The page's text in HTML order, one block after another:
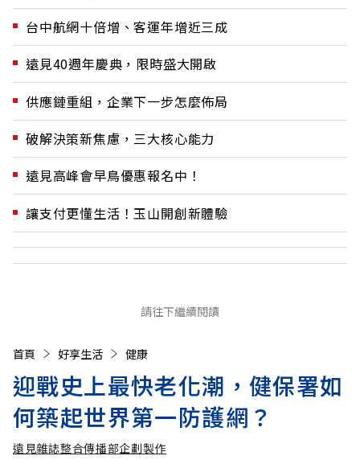
台中航網十倍增、客運年增近三成
遠見40週年慶典，限時盛大開啟
供應鏈重組，企業下一步怎麼佈局
破解決策新焦慮，三大核心能力
遠見高峰會早鳥優惠報名中！
讓支付更懂生活！玉山開創新體驗
請往下繼續閱讀
首頁 好享生活 健康
迎戰史上最快老化潮，健保署如
何築起世界第一防護網？
遠見雜誌整合傳播部企劃製作